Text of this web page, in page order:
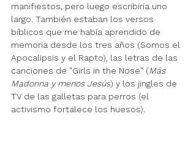
manifiestos, pero luego escribiría uno
largo. También estaban los versos
bíblicos que me había aprendido de
memoria desde los tres años (Somos el
Apocalipsis y el Rapto), las letras de las
canciones de "Girls in the Nose" (Más
Madonna y menos Jesús) y los jingles de
TV de las galletas para perros (el
activismo fortalece los huesos).